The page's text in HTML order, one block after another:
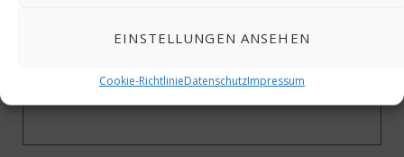
EINSTELLUNGEN ANSEHEN
Cookie-RichtlinieDatenschutzImpressum